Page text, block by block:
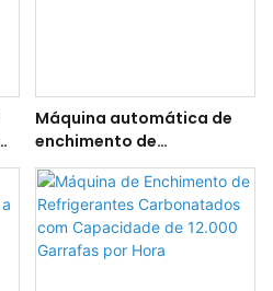
Máquina automática de
enchimento de
refrigerantes 3 em 1